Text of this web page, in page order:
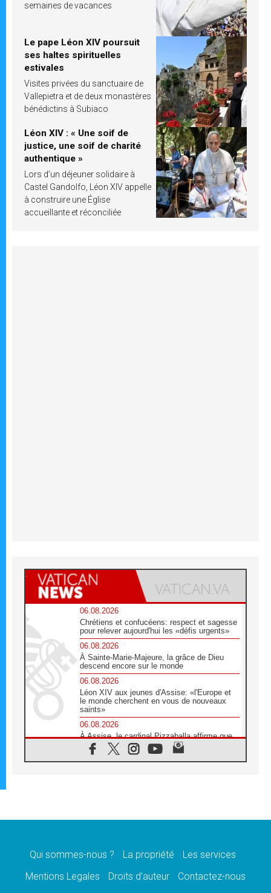
semaines de vacances
Le pape Léon XIV poursuit
ses haltes spirituelles
estivales
Visites privées du sanctuaire de
Vallepietra et de deux monastères
bénédictins à Subiaco
Léon XIV : « Une soif de
justice, une soif de charité
authentique »
Lors d’un déjeuner solidaire à
Castel Gandolfo, Léon XIV appelle
à construire une Église
accueillante et réconciliée
06.08.2026
Chrétiens et confucéens: respect et sagesse
pour relever aujourd'hui les «défis urgents»
06.08.2026
À Sainte-Marie-Majeure, la grâce de Dieu
descend encore sur le monde
06.08.2026
Léon XIV aux jeunes d'Assise: «l'Europe et
le monde cherchent en vous de nouveaux
saints»
06.08.2026
À Assise, le cardinal Pizzaballa affirme que
«les chrétiens veulent la paix»
06.08.2026
message de paix et de dignité humaine»
«La visite du Pape en Uruguay renforcera
Qui sommes-nous ? La propriété
Les services
Mentions Legales
Droits d’auteur Contactez-nous